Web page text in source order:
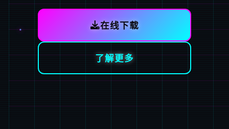
在线下载
了解更多